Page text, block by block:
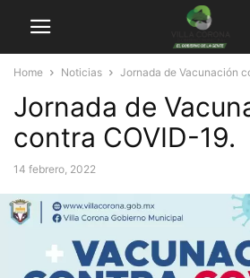
Home Noticias Jornada de Vacunación
Jornada de
contra COVID-19.
14 febrero, 2022